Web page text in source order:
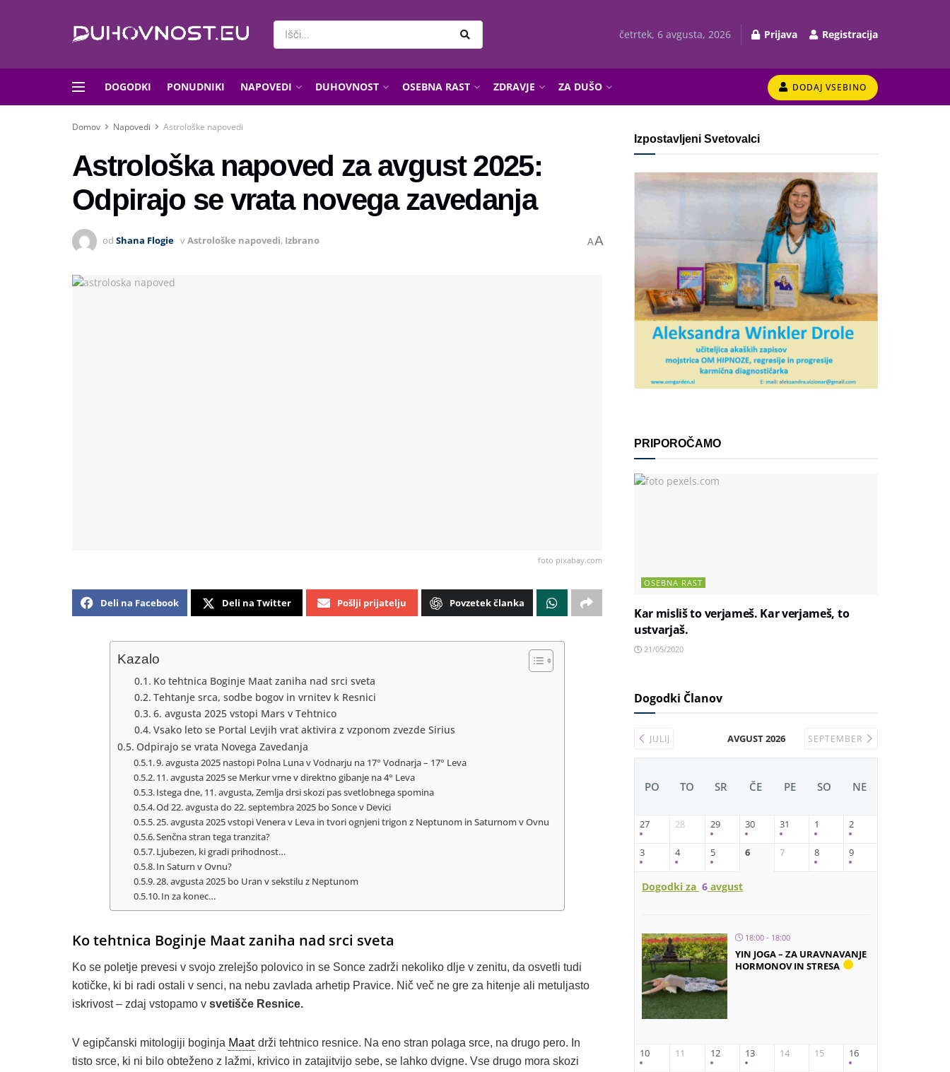
četrtek, 6 avgusta, 2026 Prijava Registracija
DOGODKI PONUDNIKI NAPOVEDI DUHOVNOST OSEBNA RAST ZDRAVJE ZA DUŠO DODAJ VSEBINO
Domov Napovedi Astrološke napovedi
Astrološka napoved za avgust 2025:
Odpirajo se vrata novega zavedanja
od Shana Flogie vAstrološke napovedi, Izbrano AA
foto pixabay.com
Deli na Facebook Deli na Twitter Pošlji prijatelju Povzetek članka
Kazalo
Ko tehtnica Boginje Maat zaniha nad srci sveta
Tehtanje srca, sodbe bogov in vrnitev k Resnici
6. avgusta 2025 vstopi Mars v Tehtnico
Vsako leto se Portal Levjih vrat aktivira z vzponom zvezde Sirius
Odpirajo se vrata Novega Zavedanja
9. avgusta 2025 nastopi Polna Luna v Vodnarju na 17° Vodnarja – 17° Leva
11. avgusta 2025 se Merkur vrne v direktno gibanje na 4° Leva
Istega dne, 11. avgusta, Zemlja drsi skozi pas svetlobnega spomina
Od 22. avgusta do 22. septembra 2025 bo Sonce v Devici
25. avgusta 2025 vstopi Venera v Leva in tvori ognjeni trigon z Neptunom in Saturnom v Ovnu
Senčna stran tega tranzita?
Ljubezen, ki gradi prihodnost…
In Saturn v Ovnu?
28. avgusta 2025 bo Uran v sekstilu z Neptunom
In za konec…
Ko tehtnica Boginje Maat zaniha nad srci sveta
Ko se poletje prevesi v svojo zrelejšo polovico in se Sonce zadrži nekoliko dlje v zenitu, da osvetli tudi
kotičke, ki bi radi ostali v senci, na nebu zavlada arhetip Pravice. Nič več ne gre za hitenje ali metuljasto
iskrivost – zdaj vstopamo v svetišče Resnice.
V egipčanski mitologiji boginja Maat drži tehtnico resnice. Na eno stran polaga srce, na drugo pero. In
tisto srce, ki ni bilo obteženo z lažmi, krivico in zatajitvijo sebe, se lahko dvigne. Vse drugo mora skozi
Izpostavljeni Svetovalci
PRIPOROČAMO
OSEBNA RAST
Kar misliš to verjameš. Kar verjameš, to
ustvarjaš.
21/05/2020
Dogodki Članov
JULIJ AVGUST 2026 SEPTEMBER
PO TO SR ČE PE SO NE
27 28 29 30 31 1 2
3 4 5 6 7 8 9
Dogodki za 6 avgust
18:00 - 18:00
YIN JOGA – ZA URAVNAVANJE
HORMONOV IN STRESA
10 11 12 13 14 15 16